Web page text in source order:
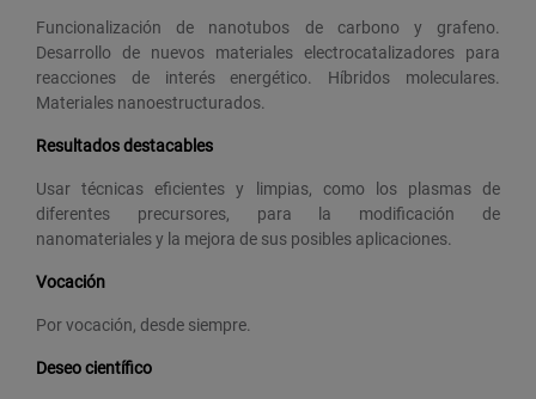
Funcionalización de nanotubos de carbono y grafeno.
Desarrollo de nuevos materiales electrocatalizadores para
reacciones de interés energético. Híbridos moleculares.
Materiales nanoestructurados.
Resultados destacables
Usar técnicas eficientes y limpias, como los plasmas de
diferentes precursores, para la modificación de
nanomateriales y la mejora de sus posibles aplicaciones.
Vocación
Por vocación, desde siempre.
Deseo científico